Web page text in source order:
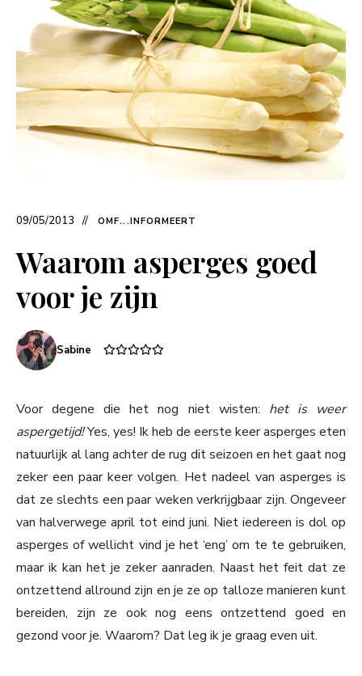
09/05/2013 OMF...INFORMEERT
Waarom asperges goed
voor je zijn
Sabine
Voor degene die het nog niet wisten: het is weer
aspergetijd!Yes, yes! Ik heb de eerste keer asperges eten
natuurlijk al lang achter de rug dit seizoen en het gaat nog
zeker een paar keer volgen. Het nadeel van asperges is
dat ze slechts een paar weken verkrijgbaar zijn. Ongeveer
van halverwege april tot eind juni. Niet iedereen is dol op
asperges of wellicht vind je het ‘eng’ om te te gebruiken,
maar ik kan het je zeker aanraden. Naast het feit dat ze
ontzettend allround zijn en je ze op talloze manieren kunt
bereiden, zijn ze ook nog eens ontzettend goed en
gezond voor je. Waarom? Dat leg ik je graag even uit.